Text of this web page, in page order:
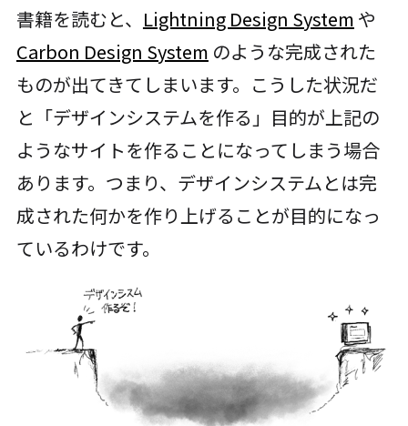
書籍を読むと、 Lightning Design System や
Carbon Design System のような完成された
ものが出てきてしまいます。こうした状況だ
と「デザインシステムを作る」目的が上記の
ようなサイトを作ることになってしまう場合
あります。つまり、デザインシステムとは完
成された何かを作り上げることが目的になっ
ているわけです。